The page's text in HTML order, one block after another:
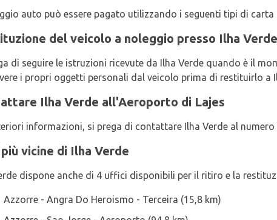
auto può essere pagato utilizzando i seguenti tipi di
del veicolo a noleggio presso Ilha
di seguire le istruzioni ricevute da Ilha Verde quando è il
i propri oggetti personali dal veicolo prima di restituirlo a
Ilha Verde all'Aeroporto di Lajes
informazioni, si prega di contattare Ilha Verde al numero
vicine di Ilha Verde
dispone anche di 4 uffici disponibili per il ritiro e la
Azzorre - Angra Do Heroismo - Terceira (15,8 km)